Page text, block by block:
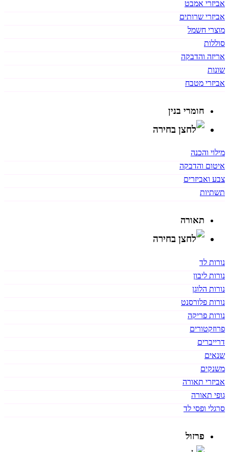
אביזרי אמבט
אביזרי שרותים
מוצרי חשמל
סוללות
אריזה והדבקה
שונות
אביזרי מטבח
חומרי בנין
מילוי והכנה
איטום והדבקה
צבע ואביזרים
תשתיות
תאורה
נורות לד
נורות ליבון
נורות הלוגן
נורות פלורסנט
נורות פריקה
פרוזקטורים
דרייברים
שנאים
משנקים
אביזרי תאורה
גופי תאורה
סרגלי ופסי לד
פרזול